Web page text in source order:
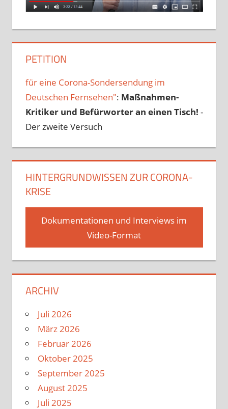
PETITION
für eine Corona-Sondersendung im
Deutschen Fernsehen": Maßnahmen-
Kritiker und Befürworter an einen Tisch! -
Der zweite Versuch
HINTERGRUNDWISSEN ZUR CORONA-
KRISE
Dokumentationen und Interviews im
Video-Format
ARCHIV
Juli 2026
März 2026
Februar 2026
Oktober 2025
September 2025
August 2025
Juli 2025